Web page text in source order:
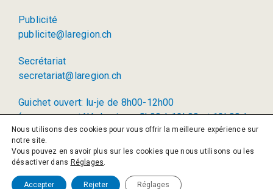
Publicité
publicite@laregion.ch
Secrétariat
secretariat@laregion.ch
Guichet ouvert: lu-je de 8h00-12h00
(permanence téléphonique: 8h00 à 12h00 et 13h00 à
17h00)
© 2026 La Région SA
Nous utilisons des cookies pour vous offrir la meilleure expérience sur
notre site.
Vous pouvez en savoir plus sur les cookies que nous utilisons ou les
désactiver dans Réglages.
Accepter Rejeter Réglages